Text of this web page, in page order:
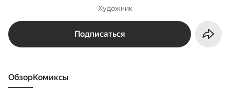
Художник
Подписаться
Обзор комиксы